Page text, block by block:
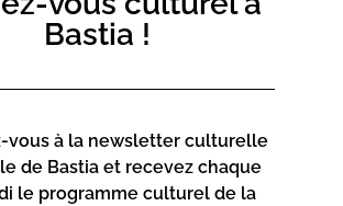
Bastia !
vous à la newsletter culturelle
de Bastia et recevez chaque
le programme culturel de la